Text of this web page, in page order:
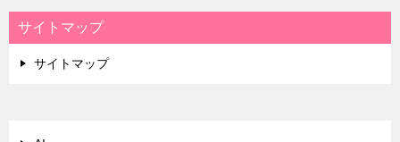
サイトマップ
サイトマップ